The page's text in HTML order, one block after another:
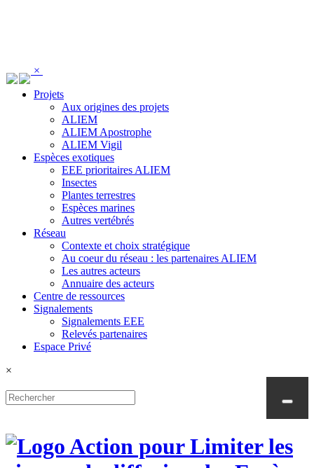
×
Projets
Aux origines des projets
ALIEM
ALIEM Apostrophe
ALIEM Vigil
Espèces exotiques
EEE prioritaires ALIEM
Insectes
Plantes terrestres
Espèces marines
Autres vertébrés
Réseau
Contexte et choix stratégique
Au coeur du réseau : les partenaires ALIEM
Les autres acteurs
Annuaire des acteurs
Centre de ressources
Signalements
Signalements EEE
Relevés partenaires
Espace Privé
×